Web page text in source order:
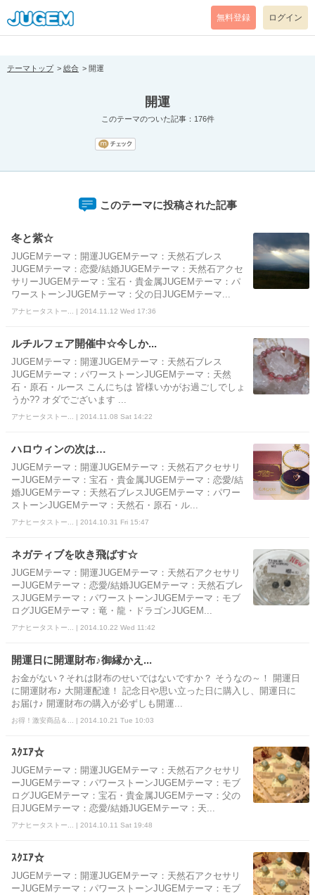
[pear_error: message="Success" code=0 mode=return level=notice
prefix="" info=""]
無料登録 ログイン
テーマトップ 総合 開運
開運
このテーマのついた記事：176件
このテーマに投稿された記事
冬と紫☆
JUGEMテーマ：開運JUGEMテーマ：天然石ブレス
JUGEMテーマ：恋愛/結婚JUGEMテーマ：天然石アクセ
サリーJUGEMテーマ：宝石・貴金属JUGEMテーマ：パ
ワーストーンJUGEMテーマ：父の日JUGEMテーマ...
アナヒータストー... | 2014.11.12 Wed 17:36
ルチルフェア開催中☆今しか...
JUGEMテーマ：開運JUGEMテーマ：天然石ブレス
JUGEMテーマ：パワーストーンJUGEMテーマ：天然
石・原石・ルース こんにちは 皆様いかがお過ごしでしょ
うか?? オダでございます ...
アナヒータストー... | 2014.11.08 Sat 14:22
ハロウィンの次は…
JUGEMテーマ：開運JUGEMテーマ：天然石アクセサリ
ーJUGEMテーマ：宝石・貴金属JUGEMテーマ：恋愛/結
婚JUGEMテーマ：天然石ブレスJUGEMテーマ：パワー
ストーンJUGEMテーマ：天然石・原石・ル...
アナヒータストー... | 2014.10.31 Fri 15:47
ネガティブを吹き飛ばす☆
JUGEMテーマ：開運JUGEMテーマ：天然石アクセサリ
ーJUGEMテーマ：恋愛/結婚JUGEMテーマ：天然石ブレ
スJUGEMテーマ：パワーストーンJUGEMテーマ：モブ
ログJUGEMテーマ：竜・龍・ドラゴンJUGEM...
アナヒータストー... | 2014.10.22 Wed 11:42
開運日に開運財布♪御縁かえ...
お金がない？それは財布のせいではないですか？ そうなの～！ 開運日
に開運財布♪ 大開運配達！ 記念日や思い立った日に購入し、開運日に
お届け♪ 開運財布の購入が必ずしも開運...
お得！激安商品＆... | 2014.10.21 Tue 10:03
ｽｸｴｱ☆
JUGEMテーマ：開運JUGEMテーマ：天然石アクセサリ
ーJUGEMテーマ：パワーストーンJUGEMテーマ：モブ
ログJUGEMテーマ：宝石・貴金属JUGEMテーマ：父の
日JUGEMテーマ：恋愛/結婚JUGEMテーマ：天...
アナヒータストー... | 2014.10.11 Sat 19:48
ｽｸｴｱ☆
JUGEMテーマ：開運JUGEMテーマ：天然石アクセサリ
ーJUGEMテーマ：パワーストーンJUGEMテーマ：モブ